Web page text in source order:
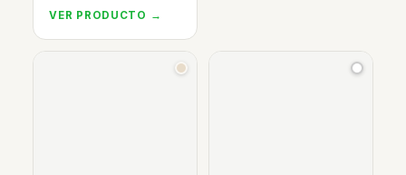
VER PRODUCTO →